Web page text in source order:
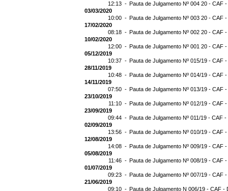
12:13 - Pauta de Julgamento Nº 004 20 - CAF
03/03/2020
10:00 - Pauta de Julgamento Nº 003 20 - CAF
17/02/2020
08:18 - Pauta de Julgamento Nº 002 20 - CAF
10/02/2020
12:00 - Pauta de Julgamento Nº 001 20 - CAF
05/12/2019
10:37 - Pauta de Julgamento Nº 015/19 - CAF
28/11/2019
10:48 - Pauta de Julgamento Nº 014/19 - CAF
14/11/2019
07:50 - Pauta de Julgamento Nº 013/19 - CAF
23/10/2019
11:10 - Pauta de Julgamento Nº 012/19 - CAF
23/09/2019
09:44 - Pauta de Julgamento Nº 011/19 - CAF
02/09/2019
13:56 - Pauta de Julgamento Nº 010/19 - CAF
12/08/2019
14:08 - Pauta de Julgamento Nº 009/19 - CAF
05/08/2019
11:46 - Pauta de Julgamento Nº 008/19 - CAF
01/07/2019
09:23 - Pauta de Julgamento Nº 007/19 - CAF
21/06/2019
09:10 - Pauta de Julgamento N 006/19 - CAF -